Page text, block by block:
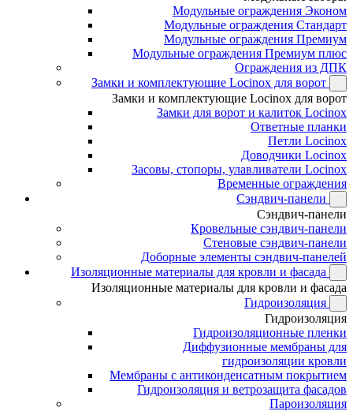
Модульные ограждения Эконом
Модульные ограждения Стандарт
Модульные ограждения Премиум
Модульные ограждения Премиум плюс
Ограждения из ДПК
Замки и комплектующие Locinox для ворот
Замки и комплектующие Locinox для ворот
Замки для ворот и калиток Locinox
Ответные планки
Петли Locinox
Доводчики Locinox
Засовы, стопоры, улавливатели Locinox
Временные ограждения
Сэндвич-панели
Сэндвич-панели
Кровельные сэндвич-панели
Стеновые сэндвич-панели
Доборные элементы сэндвич-панелей
Изоляционные материалы для кровли и фасада
Изоляционные материалы для кровли и фасада
Гидроизоляция
Гидроизоляция
Гидроизоляционные пленки
Диффузионные мембраны для
гидроизоляции кровли
Мембраны с антиконденсатным покрытием
Гидроизоляция и ветрозащита фасадов
Пароизоляция